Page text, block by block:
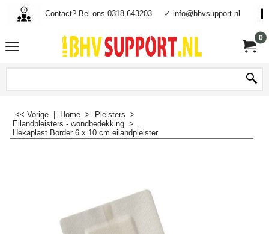
Contact? Bel ons 0318-643203 ✓ info@bhvsupport.nl
0
<< Vorige Home > Pleisters >
Eilandpleisters - wondbedekking >
Hekaplast Border 6 x 10 cm eilandpleister